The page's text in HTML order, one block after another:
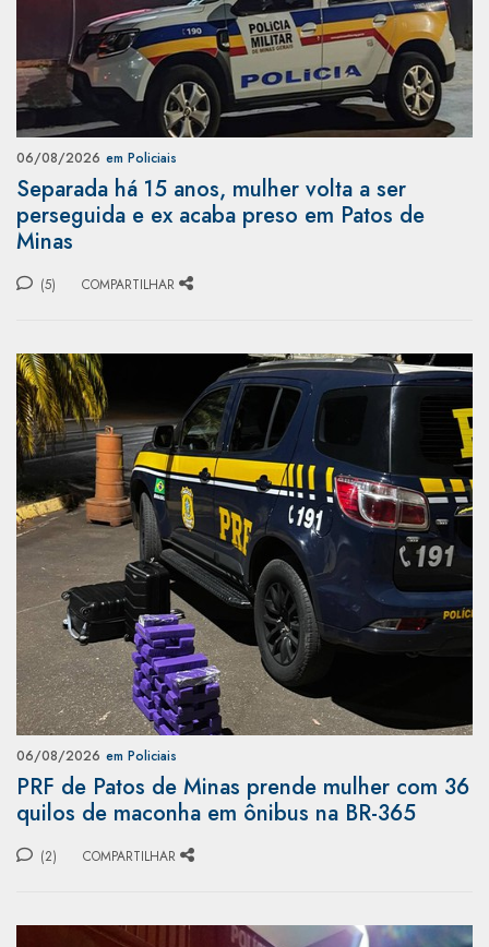
06/08/2026 em Policiais
Separada há 15 anos, mulher volta a ser
perseguida e ex acaba preso em Patos de
Minas
(5) COMPARTILHAR
06/08/2026 em Policiais
PRF de Patos de Minas prende mulher com 36
quilos de maconha em ônibus na BR-365
(2) COMPARTILHAR